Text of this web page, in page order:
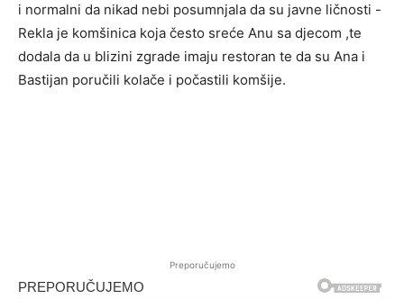
i normalni da nikad nebi posumnjala da su javne ličnosti -
Rekla je komšinica koja često sreće Anu sa djecom ,te
dodala da u blizini zgrade imaju restoran te da su Ana i
Bastijan poručili kolače i počastili komšije.
Preporučujemo